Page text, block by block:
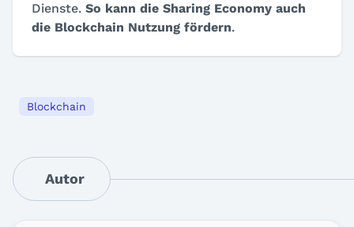
Dienste. So kann die Sharing Economy auch
die Blockchain Nutzung fördern.
Blockchain
Autor